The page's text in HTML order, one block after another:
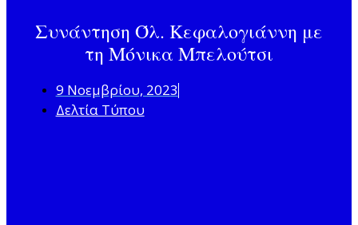
Συνάντηση Όλ. Κεφαλογιάννη με
τη Μόνικα Μπελούτσι
9 Νοεμβρίου, 2023
Δελτία Τύπου